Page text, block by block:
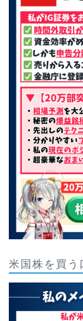
米国株を買う